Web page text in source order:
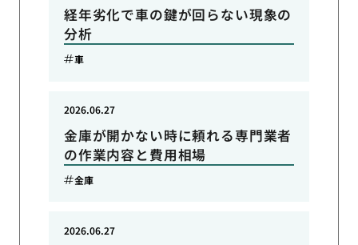
経年劣化で車の鍵が回らない現象の
分析
車
金庫が開かない時に頼れる専門業者
の作業内容と費用相場
2026.06.27
金庫
2026.06.27